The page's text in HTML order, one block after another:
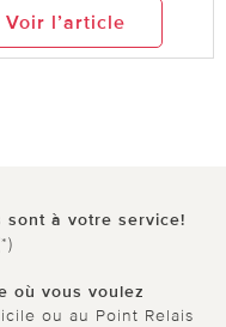
Voir l’article
sont à votre service!
où vous voulez
ou au Point Relais